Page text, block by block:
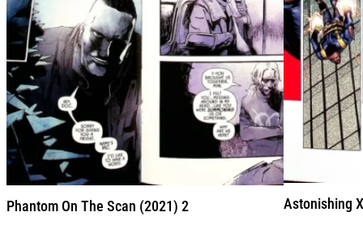
Phantom On The Scan (2021) 2 Astonishing